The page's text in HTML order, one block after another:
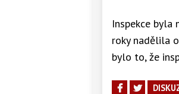
Inspekce
roky nadělila
bylo to, že